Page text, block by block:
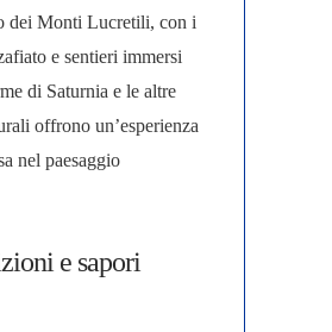
dei Monti Lucretili, con i
e sentieri immersi
di Saturnia e le altre
offrono un’esperienza
nel paesaggio
e sapori